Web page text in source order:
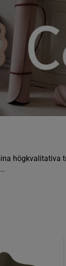
högkvalitativa